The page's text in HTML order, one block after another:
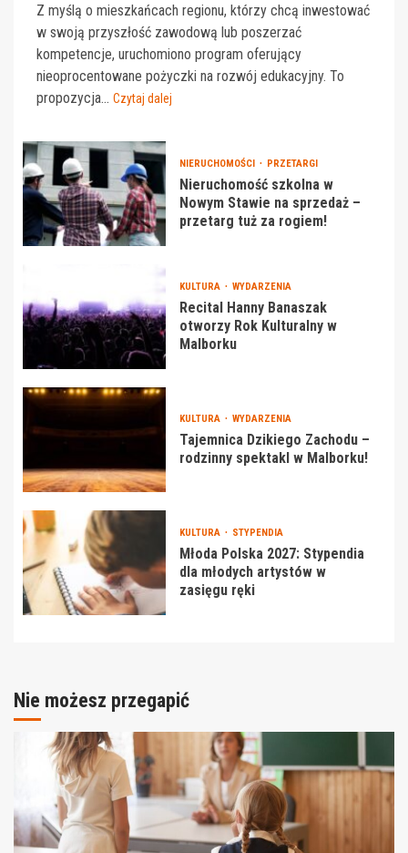
Z myślą o mieszkańcach regionu, którzy chcą inwestować
w swoją przyszłość zawodową lub poszerzać
kompetencje, uruchomiono program oferujący
nieoprocentowane pożyczki na rozwój edukacyjny. To
propozycja... Czytaj dalej
NIERUCHOMOŚCI PRZETARGI
Nieruchomość szkolna w
Nowym Stawie na sprzedaż –
przetarg tuż za rogiem!
KULTURA WYDARZENIA
Recital Hanny Banaszak
otworzy Rok Kulturalny w
Malborku
KULTURA WYDARZENIA
Tajemnica Dzikiego Zachodu –
rodzinny spektakl w Malborku!
KULTURA STYPENDIA
Młoda Polska 2027: Stypendia
dla młodych artystów w
zasięgu ręki
Nie możesz przegapić